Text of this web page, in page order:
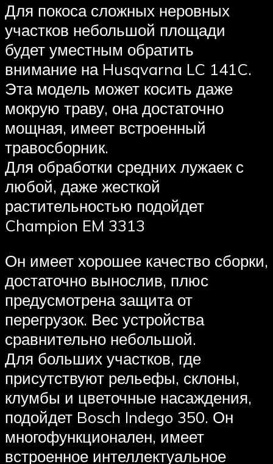
Для покоса сложных неровных
участков небольшой площади
будет уместным обратить
внимание на Husqvarna LC 141C.
Эта модель может косить даже
мокрую траву, она достаточно
мощная, имеет встроенный
травосборник.
Для обработки средних лужаек с
любой, даже жесткой
растительностью подойдет
Champion EM 3313
Он имеет хорошее качество сборки,
достаточно вынослив, плюс
предусмотрена защита от
перегрузок. Вес устройства
сравнительно небольшой.
Для больших участков, где
присутствуют рельефы, склоны,
клумбы и цветочные насаждения,
подойдет Bosch Indego 350. Он
многофункционален, имеет
встроенное интеллектуальное